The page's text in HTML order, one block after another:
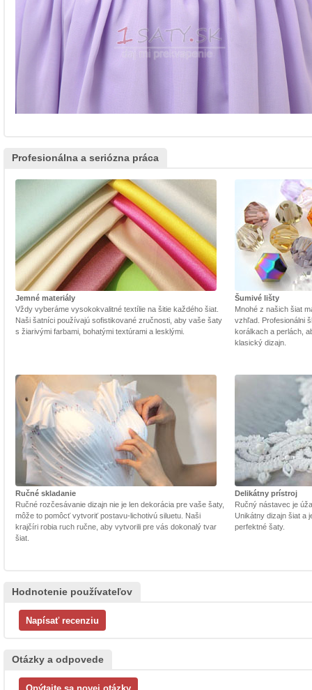
Profesionálna a seriózna práca
Jemné materiály
Vždy vyberáme vysokokvalitné textílie na šitie každého šiat.
Naši šatníci používajú sofistikované zručnosti, aby vaše šaty
s žiarivými farbami, bohatými textúrami a lesklými.
Šumivé lišty
Mnohé z našich šiat
vzhľad. Profesionálni
korálkach a perlách,
klasický dizajn.
Ručné skladanie
Ručné rozčesávanie dizajn nie je len dekorácia pre vaše šaty,
môže to pomôcť vytvoriť postavu-lichotivú siluetu. Naši
krajčíri robia ruch ručne, aby vytvorili pre vás dokonalý tvar
šiat.
Delikátny prístroj
Ručný nástavec je
Unikátny dizajn šiat a
perfektné šaty.
Hodnotenie používateľov
Otázky a odpovede